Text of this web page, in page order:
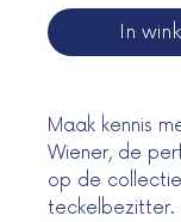
In
Maak kennis
Wiener, de
op de
teckelbezitter.